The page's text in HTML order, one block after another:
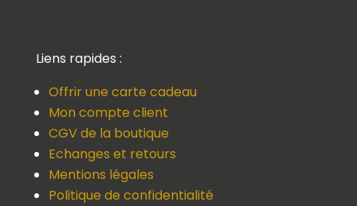
Liens rapides :
Offrir une carte cadeau
Mon compte client
CGV de la boutique
Echanges et retours
Mentions légales
Politique de confidentialité